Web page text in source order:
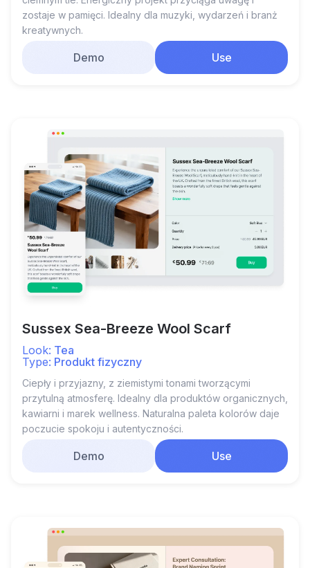
zostaje w pamięci. Idealny dla muzyki, wydarzeń i branż
kreatywnych.
Demo Use
Sussex Sea-Breeze Wool Scarf
Look: Tea
Type: Produkt fizyczny
Ciepły i przyjazny, z ziemistymi tonami tworzącymi
przytulną atmosferę. Idealny dla produktów organicznych,
kawiarni i marek wellness. Naturalna paleta kolorów daje
poczucie spokoju i autentyczności.
Demo Use